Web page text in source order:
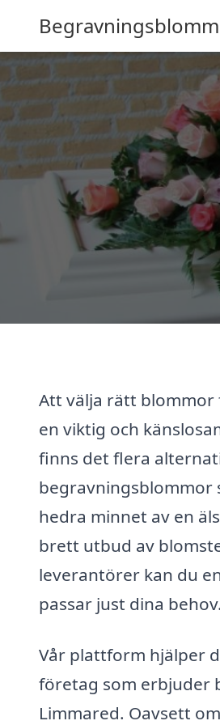
Att välja rätt
en viktig och
finns det flera
begravningsblommor
hedra minnet av en
brett utbud av
leverantörer kan du
passar just dina behov.
Vår plattform hjälper
företag som erbjuder
Limmared. Oavsett